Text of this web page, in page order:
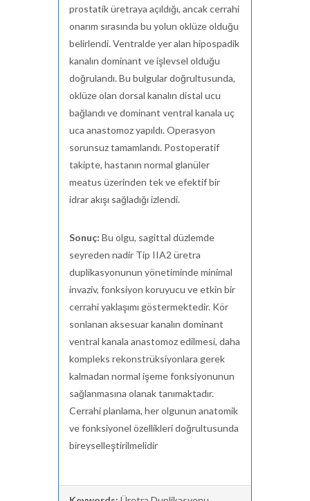
prostatik üretraya açıldığı, ancak cerrahi
onarım sırasında bu yolun oklüze olduğu
belirlendi. Ventralde yer alan hipospadik
kanalın dominant ve işlevsel olduğu
doğrulandı. Bu bulgular doğrultusunda,
oklüze olan dorsal kanalın distal ucu
bağlandı ve dominant ventral kanala uç
uca anastomoz yapıldı. Operasyon
sorunsuz tamamlandı. Postoperatif
takipte, hastanın normal glanüler
meatus üzerinden tek ve efektif bir
idrar akışı sağladığı izlendi.
Sonuç: Bu olgu, sagittal düzlemde
seyreden nadir Tip IIA2 üretra
duplikasyonunun yönetiminde minimal
invaziv, fonksiyon koruyucu ve etkin bir
cerrahi yaklaşımı göstermektedir. Kör
sonlanan aksesuar kanalın dominant
ventral kanala anastomoz edilmesi, daha
kompleks rekonstrüksiyonlara gerek
kalmadan normal işeme fonksiyonunun
sağlanmasına olanak tanımaktadır.
Cerrahi planlama, her olgunun anatomik
ve fonksiyonel özellikleri doğrultusunda
bireyselleştirilmelidir